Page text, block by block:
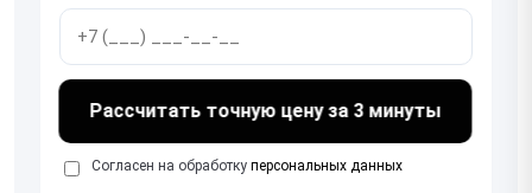
Рассчитать точную цену за 3 минуты
Согласен на обработку персональных данных